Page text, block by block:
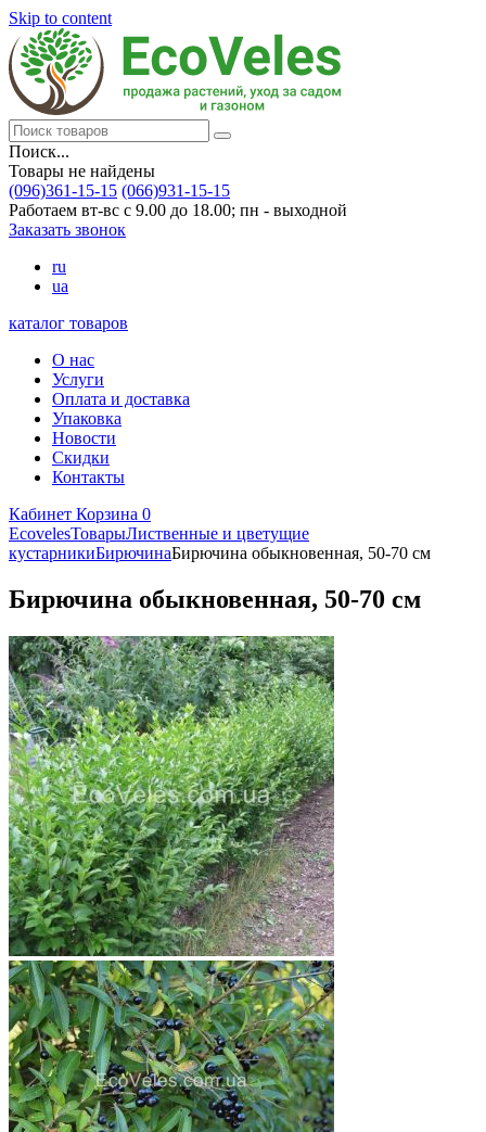
Skip to content
Поиск...
Товары не найдены
(096)361-15-15 (066)931-15-15
Работаем вт-вс с 9.00 до 18.00; пн - выходной
Заказать звонок
ru
ua
каталог товаров
О нас
Услуги
Оплата и доставка
Упаковка
Новости
Скидки
Контакты
Кабинет Корзина 0
EcovelesТоварыЛиственные и цветущие
кустарникиБирючинаБирючина обыкновенная, 50-70 см
Бирючина обыкновенная, 50-70 см